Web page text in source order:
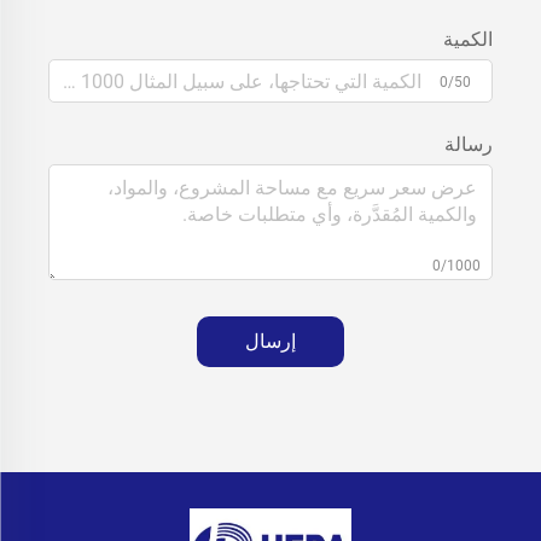
الكمية
0/50
رسالة
0/1000
إرسال